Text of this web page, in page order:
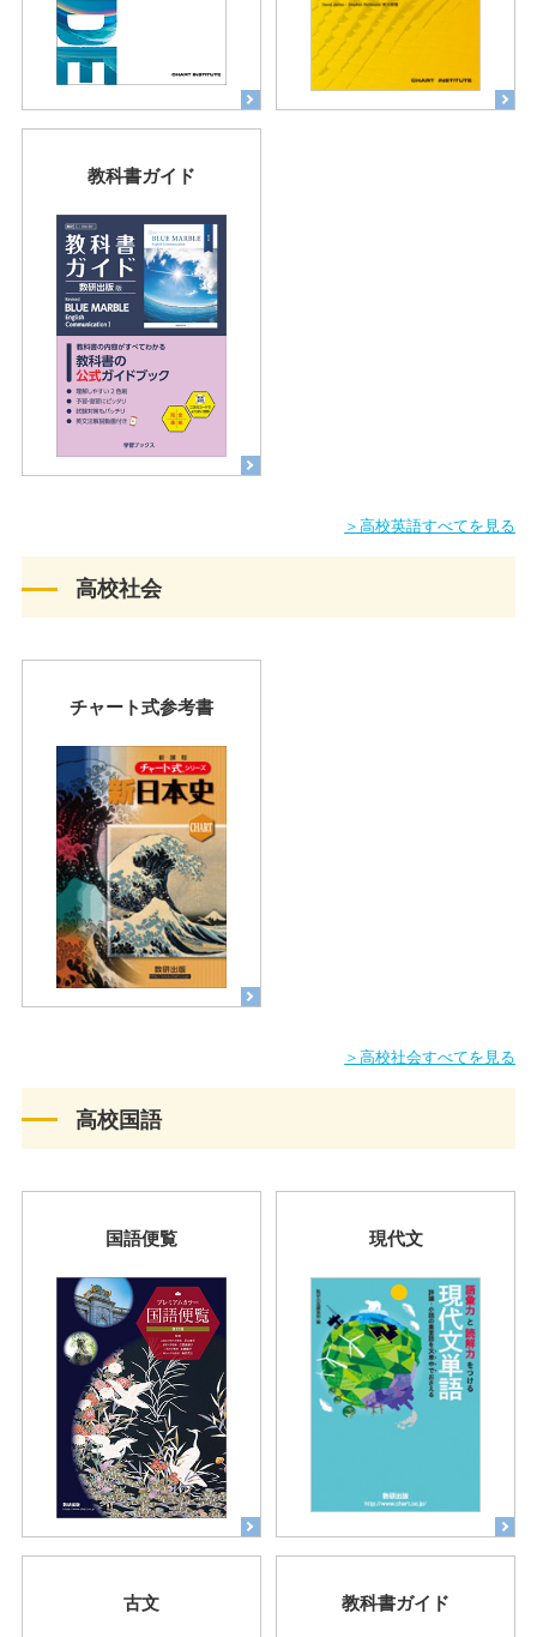
教科書ガイド
＞高校英語すべてを見る
高校社会
チャート式参考書
＞高校社会すべてを見る
高校国語
国語便覧 現代文
古文 教科書ガイド